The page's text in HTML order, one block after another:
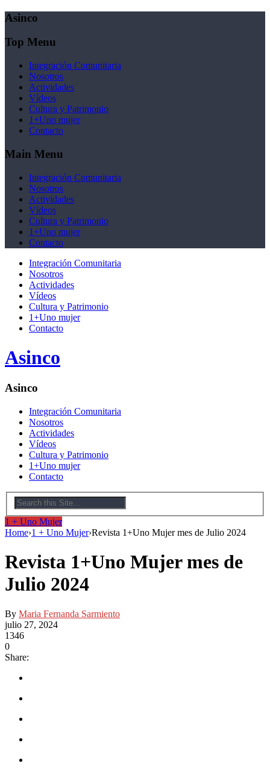
Asinco
Top Menu
Integración Comunitaria
Nosotros
Actividades
Vídeos
Cultura y Patrimonio
1+Uno mujer
Contacto
Main Menu
Integración Comunitaria
Nosotros
Actividades
Vídeos
Cultura y Patrimonio
1+Uno mujer
Contacto
Integración Comunitaria
Nosotros
Actividades
Vídeos
Cultura y Patrimonio
1+Uno mujer
Contacto
Asinco
Asinco
Integración Comunitaria
Nosotros
Actividades
Vídeos
Cultura y Patrimonio
1+Uno mujer
Contacto
1 + Uno Mujer
Home›1 + Uno Mujer›Revista 1+Uno Mujer mes de Julio 2024
Revista 1+Uno Mujer mes de
Julio 2024
By Maria Fernanda Sarmiento
julio 27, 2024
1346
0
Share: